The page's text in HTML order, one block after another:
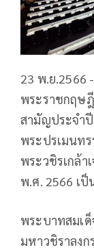
23 พ.ย.2566
พระราชกฤษ
สามัญประจำ
พระปรเมนท
พระวชิรเกล้
พ.ศ. 2566 เ
พระบาทสมเ
มหาวชิราลง